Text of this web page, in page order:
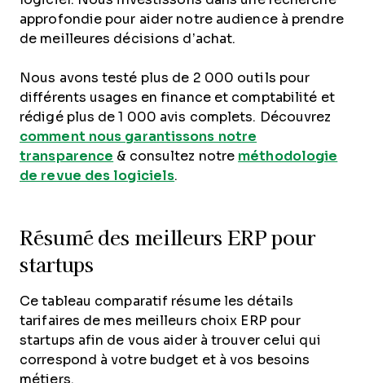
approfondie pour aider notre audience à prendre
de meilleures décisions d’achat.
Nous avons testé plus de 2 000 outils pour
différents usages en finance et comptabilité et
rédigé plus de 1 000 avis complets. Découvrez
comment nous garantissons notre
transparence & consultez notre méthodologie
de revue des logiciels.
Résumé des meilleurs ERP pour
startups
Ce tableau comparatif résume les détails
tarifaires de mes meilleurs choix ERP pour
startups afin de vous aider à trouver celui qui
correspond à votre budget et à vos besoins
métiers.